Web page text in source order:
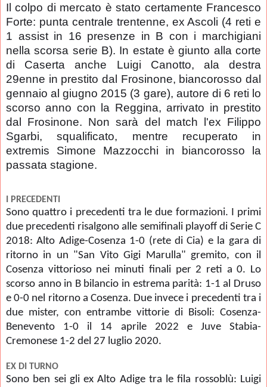
Il colpo di mercato è stato certamente Francesco
Forte: punta centrale trentenne, ex Ascoli (4 reti e
1 assist in 16 presenze in B con i marchigiani
nella scorsa serie B). In estate è giunto alla corte
di Caserta anche Luigi Canotto, ala destra
29enne in prestito dal Frosinone, biancorosso dal
gennaio al giugno 2015 (3 gare), autore di 6 reti lo
scorso anno con la Reggina, arrivato in prestito
dal Frosinone. Non sarà del match l'ex Filippo
Sgarbi, squalificato, mentre recuperato in
extremis Simone Mazzocchi in biancorosso la
passata stagione.
I PRECEDENTI
Sono quattro i precedenti tra le due formazioni. I primi
due precedenti risalgono alle semifinali playoff di Serie C
2018: Alto Adige-Cosenza 1-0 (rete di Cia) e la gara di
ritorno in un "San Vito Gigi Marulla" gremito, con il
Cosenza vittorioso nei minuti finali per 2 reti a 0. Lo
scorso anno in B bilancio in estrema parità: 1-1 al Druso
e 0-0 nel ritorno a Cosenza. Due invece i precedenti tra i
due mister, con entrambe vittorie di Bisoli: Cosenza-
Benevento 1-0 il 14 aprile 2022 e Juve Stabia-
Cremonese 1-2 del 27 luglio 2020.
EX DI TURNO
Sono ben sei gli ex Alto Adige tra le fila rossoblù: Luigi